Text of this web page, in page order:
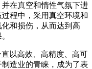
在真空和惰性气氛下进
程中，采用真空环境和
和损伤，从而达到高
以高效、高精度、高可
造业的青睐，成为了表